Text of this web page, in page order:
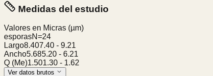
Medidas del estudio
Valores en Micras (µm)
esporasN=24
Largo8.407.40 - 9.21
Ancho5.685.20 - 6.21
Q (Me)1.501.30 - 1.62
Ver datos brutos